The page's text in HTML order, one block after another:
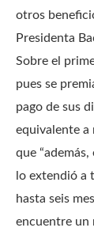
otros
Presidenta
Sobre el
pues se
pago de sus
equivalente a
que
lo extendió a
hasta seis
encuentre un